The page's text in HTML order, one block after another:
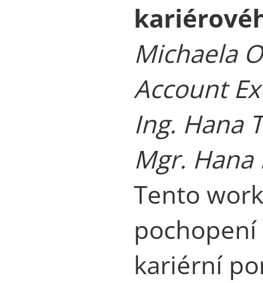
Michaela
Account
Ing. Hana
Mgr. Hana
Tento
pochopení
kariérní